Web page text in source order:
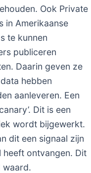
Ook Private
in Amerikaanse
te kunnen
publiceren
Daarin geven ze
hebben
aanleveren. Een
Dit is een
wordt bijgewerkt.
dit een signaal zijn
heeft ontvangen. Dit
waard.